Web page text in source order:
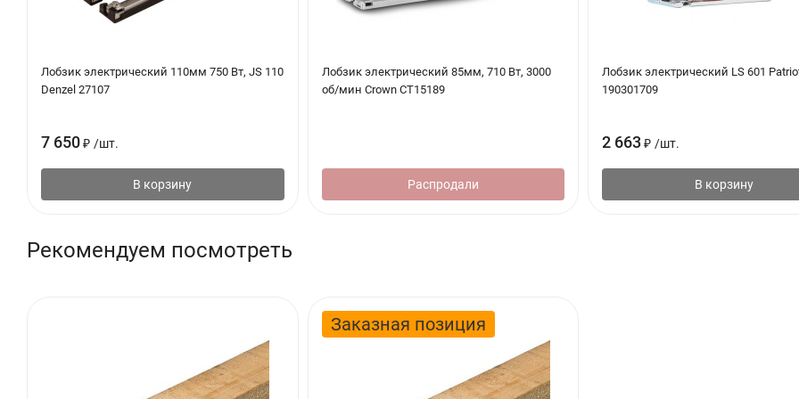
Лобзик электрический 110мм 750 Вт, JS 110
Denzel 27107
7 650₽ /шт.
В корзину
Лобзик электрический 85мм, 710 Вт, 3000
об/мин Crown CT15189
Распродали
Лобзик электрический LS 601
190301709
2 663 ₽ /шт.
В корзину
Рекомендуем посмотреть
Заказная позиция